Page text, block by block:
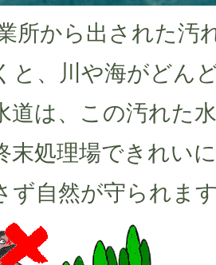
所から出された汚
と、川や海がどん
道は、この汚れた
末処理場できれい
ず自然が守られま